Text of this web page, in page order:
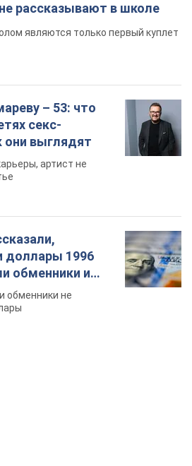
рассказывают в школе
являются только первый куплет
– 53: что
секс-
они выглядят
артист не
доллары 1996
обменники и
обменники не